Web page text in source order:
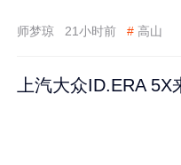
师梦琼 21小时前 # 高山
上汽大众ID.ERA